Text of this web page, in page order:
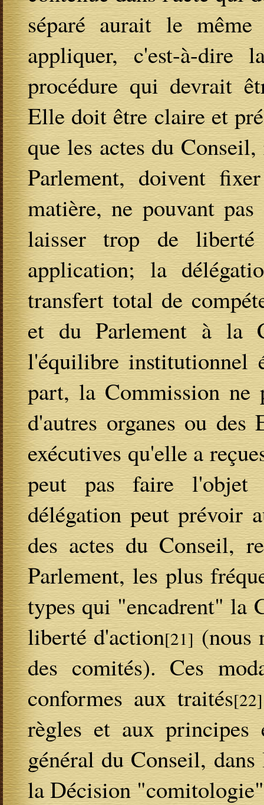
séparé aurait le
appliquer, c'est-à-
procédure qui devrait
Elle doit être claire et
que les actes du
Parlement, doivent
matière, ne pouvant
laisser trop de
application; la
transfert total de
et du Parlement à la
l'équilibre institutionnel
part, la Commission ne
d'autres organes ou des
exécutives qu'elle a
peut pas faire l'objet
délégation peut prévoir
des actes du Conseil,
Parlement, les plus
types qui "encadrent" la
liberté d'action[21](nous
des comités). Ces
conformes aux traités[22]
règles et aux principes
général du Conseil,
la Décision